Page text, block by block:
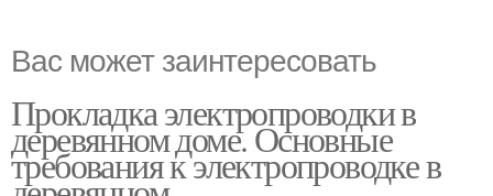
Вас может заинтересовать
Прокладка электропроводки в
деревянном доме. Основные
требования к электропроводке в